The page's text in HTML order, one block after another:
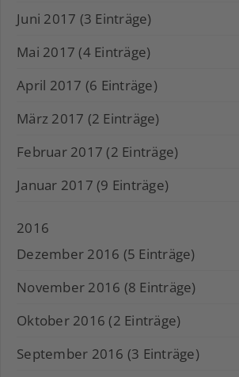
Juni 2017 (3 Einträge)
Mai 2017 (4 Einträge)
April 2017 (6 Einträge)
März 2017 (2 Einträge)
Februar 2017 (2 Einträge)
Januar 2017 (9 Einträge)
2016
Dezember 2016 (5 Einträge)
November 2016 (8 Einträge)
Oktober 2016 (2 Einträge)
September 2016 (3 Einträge)